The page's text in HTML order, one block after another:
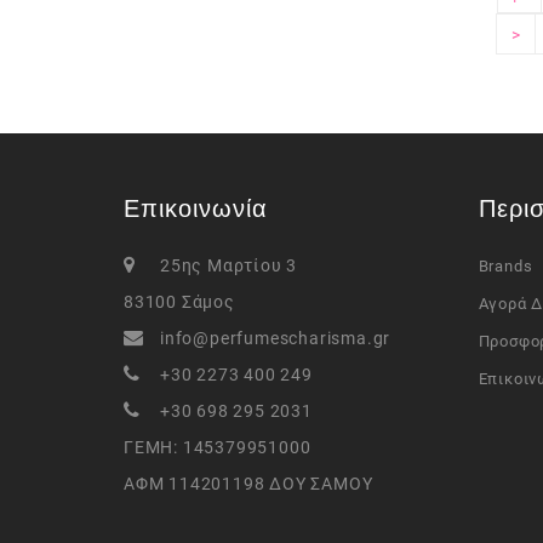
>
Επικοινωνία
25ης Μαρτίου 3
83100 Σάμος
info@perfumescharisma.gr
+30 2273 400 249
+30 698 295 2031
ΓΕΜΗ: 145379951000
ΑΦΜ 114201198 ΔΟΥ ΣΑΜΟΥ
Brands
Αγορά